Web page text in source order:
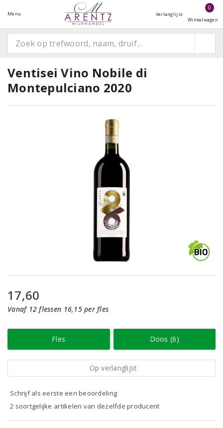
Menu Verlanglijst
0
Winkelwagen
Ventisei Vino Nobile di
Montepulciano 2020
17,60
Vanaf 12 flessen 16,15 per fles
Fles Doos (6)
Op verlanglijst
Schrijf als eerste een beoordeling
2 soortgelijke artikelen van dezelfde producent